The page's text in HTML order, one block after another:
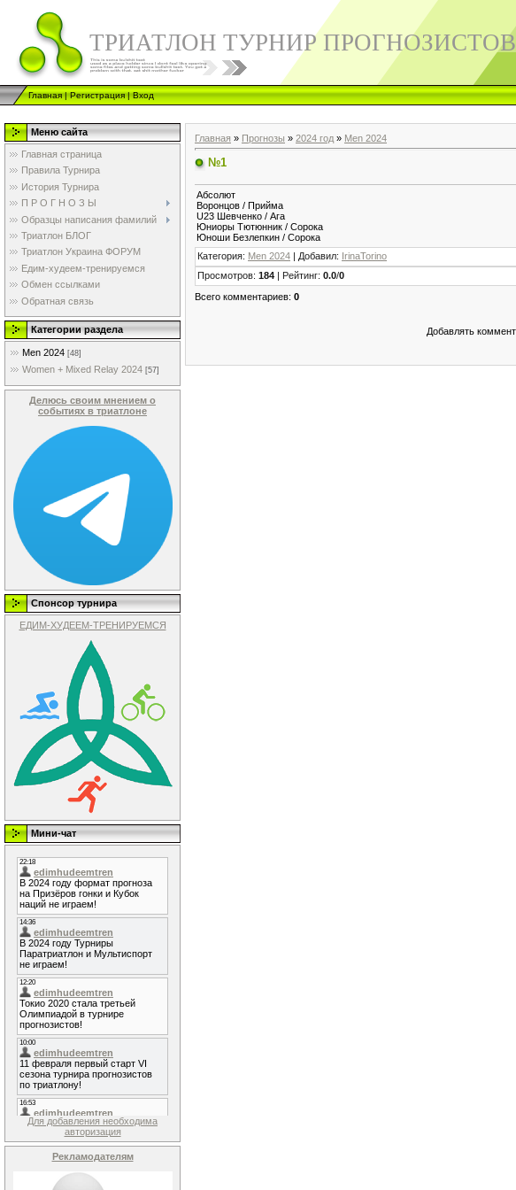
ТРИАТЛОН ТУРНИР ПРОГНОЗИСТОВ
Главная|Регистрация|Вход
Меню сайта
Главная страница
Правила Турнира
История Турнира
П Р О Г Н О З Ы
Образцы написания фамилий
Триатлон БЛОГ
Триатлон Украина ФОРУМ
Едим-худеем-тренируемся
Обмен ссылками
Обратная связь
Категории раздела
Men 2024 [48]
Women + Mixed Relay 2024 [57]
Делюсь своим мнением о
событиях в триатлоне
Спонсор турнира
ЕДИМ-ХУДЕЕМ-ТРЕНИРУЕМСЯ
Мини-чат
Для добавления необходима
авторизация
Рекламодателям
Главная » Прогнозы » 2024 год » Men 2024
№1
Абсолют
Воронцов / Прийма
U23 Шевченко / Ага
Юниоры Тютюнник / Сорока
Юноши Безлепкин / Сорока
Категория: Men 2024 | Добавил: IrinaTorino
Просмотров: 184 | Рейтинг: 0.0/0
Всего комментариев: 0
Добавлять